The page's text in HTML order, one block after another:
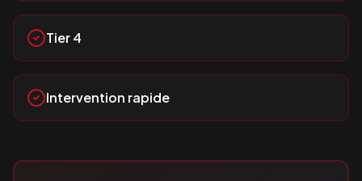
Tier 4
Intervention rapide